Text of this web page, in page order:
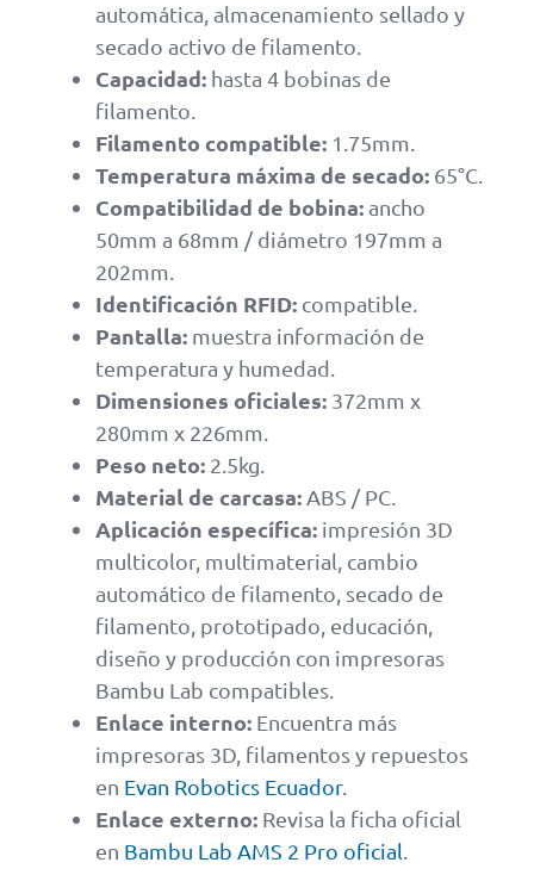
automática, almacenamiento sellado y
secado activo de filamento.
Capacidad: hasta 4 bobinas de
filamento.
Filamento compatible: 1.75mm.
Temperatura máxima de secado: 65°C.
Compatibilidad de bobina:ancho
50mm a 68mm / diámetro 197mm a
202mm.
Identificación RFID: compatible.
Pantalla: muestra información de
temperatura y humedad.
Dimensiones oficiales: 372mm x
280mm x 226mm.
Peso neto: 2.5kg.
Material de carcasa:ABS / PC.
Aplicación específica: impresión 3D
multicolor, multimaterial, cambio
automático de filamento, secado de
filamento, prototipado, educación,
diseño y producción con impresoras
Bambu Lab compatibles.
Enlace interno: Encuentra más
impresoras 3D, filamentos y repuestos
en Evan Robotics Ecuador.
Enlace externo: Revisa la ficha oficial
en Bambu Lab AMS 2 Pro oficial.